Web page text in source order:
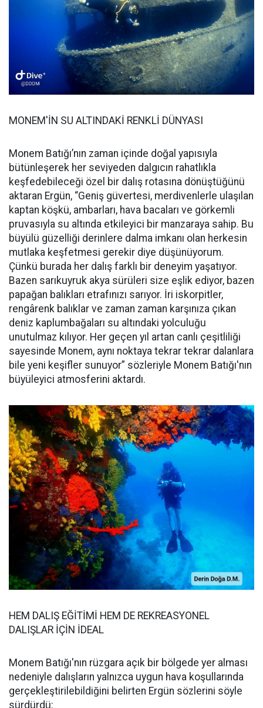
MONEM'İN SU ALTINDAKİ RENKLİ DÜNYASI
Monem Batığı’nın zaman içinde doğal yapısıyla
bütünleşerek her seviyeden dalgıcın rahatlıkla
keşfedebileceği özel bir dalış rotasına dönüştüğünü
aktaran Ergün, “Geniş güvertesi, merdivenlerle ulaşılan
kaptan köşkü, ambarları, hava bacaları ve görkemli
pruvasıyla su altında etkileyici bir manzaraya sahip. Bu
büyülü güzelliği derinlere dalma imkanı olan herkesin
mutlaka keşfetmesi gerekir diye düşünüyorum.
Çünkü burada her dalış farklı bir deneyim yaşatıyor.
Bazen sarıkuyruk akya sürüleri size eşlik ediyor, bazen
papağan balıkları etrafınızı sarıyor. İri iskorpitler,
rengârenk balıklar ve zaman zaman karşınıza çıkan
deniz kaplumbağaları su altındaki yolculuğu
unutulmaz kılıyor. Her geçen yıl artan canlı çeşitliliği
sayesinde Monem, aynı noktaya tekrar tekrar dalanlara
bile yeni keşifler sunuyor” sözleriyle Monem Batığı'nın
büyüleyici atmosferini aktardı.
HEM DALIŞ EĞİTİMİ HEM DE REKREASYONEL
DALIŞLAR İÇİN İDEAL
Monem Batığı'nın rüzgara açık bir bölgede yer alması
nedeniyle dalışların yalnızca uygun hava koşullarında
gerçekleştirilebildiğini belirten Ergün sözlerini söyle
sürdürdü: